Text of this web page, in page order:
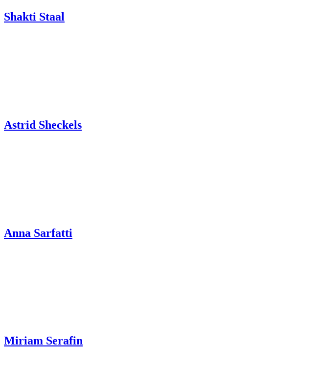
Shakti Staal
Astrid Sheckels
Anna Sarfatti
Miriam Serafin